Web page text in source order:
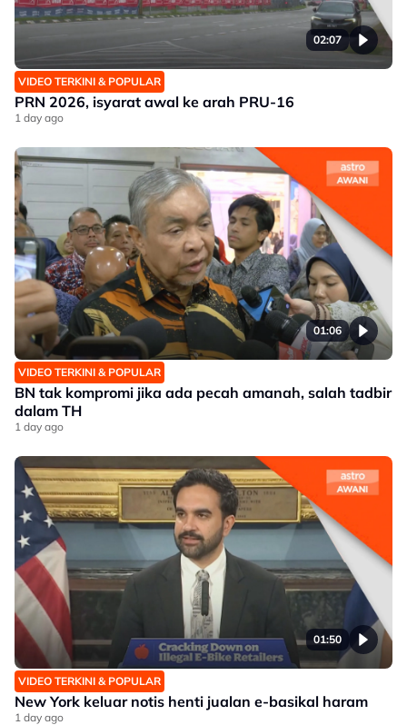
02:07
VIDEO TERKINI & POPULAR
PRN 2026, isyarat awal ke arah PRU-16
1 day ago
01:06
VIDEO TERKINI & POPULAR
BN tak kompromi jika ada pecah amanah, salah tadbir
dalam TH
1 day ago
01:50
VIDEO TERKINI & POPULAR
New York keluar notis henti jualan e-basikal haram
1 day ago